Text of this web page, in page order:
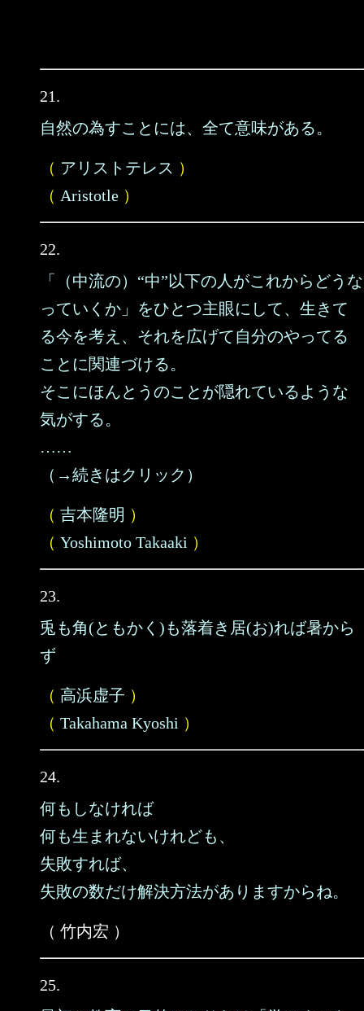
21.
自然の為すことには、全て意味がある。
（ アリストテレス ）
（ Aristotle ）
22.
「（中流の）“中”以下の人がこれからどうな
っていくか」をひとつ主眼にして、生きて
る今を考え、それを広げて自分のやってる
ことに関連づける。
そこにほんとうのことが隠れているような
気がする。
……
（→続きはクリック）
（ 吉本隆明 ）
（ Yoshimoto Takaaki ）
23.
兎も角(ともかく)も落着き居(お)れば暑から
ず
（ 高浜虚子 ）
（ Takahama Kyoshi ）
24.
何もしなければ
何も生まれないけれども、
失敗すれば、
失敗の数だけ解決方法がありますからね。
（ 竹内宏 ）
25.